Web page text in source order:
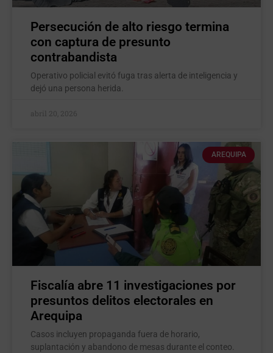
Persecución de alto riesgo termina
con captura de presunto
contrabandista
Operativo policial evitó fuga tras alerta de inteligencia y
dejó una persona herida.
abril 20, 2026
AREQUIPA
Fiscalía abre 11 investigaciones por
presuntos delitos electorales en
Arequipa
Casos incluyen propaganda fuera de horario,
suplantación y abandono de mesas durante el conteo.